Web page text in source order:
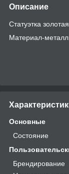
Описание
Статуэтка золотая
Материал-
Основные
Состояние
Брендирование